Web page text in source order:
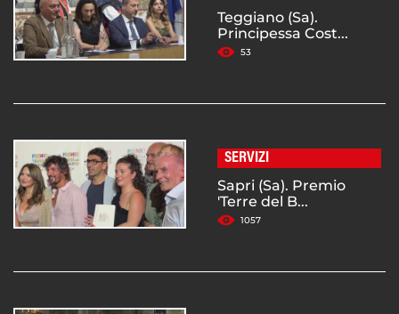
Teggiano (Sa).
Principessa Cost...
53
SERVIZI
Sapri (Sa). Premio
'Terre del B...
1057